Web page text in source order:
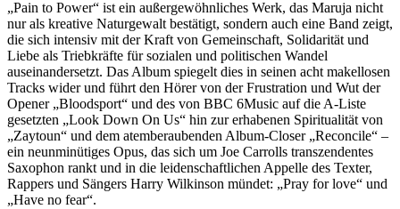
„Pain to Power“ ist ein außergewöhnliches Werk, das Maruja nicht
nur als kreative Naturgewalt bestätigt, sondern auch eine Band zeigt,
die sich intensiv mit der Kraft von Gemeinschaft, Solidarität und
Liebe als Triebkräfte für sozialen und politischen Wandel
auseinandersetzt. Das Album spiegelt dies in seinen acht makellosen
Tracks wider und führt den Hörer von der Frustration und Wut der
Opener „Bloodsport“ und des von BBC 6Music auf die A-Liste
gesetzten „Look Down On Us“ hin zur erhabenen Spiritualität von
„Zaytoun“ und dem atemberaubenden Album-Closer „Reconcile“ –
ein neunminütiges Opus, das sich um Joe Carrolls transzendentes
Saxophon rankt und in die leidenschaftlichen Appelle des Texter,
Rappers und Sängers Harry Wilkinson mündet: „Pray for love“ und
„Have no fear“.